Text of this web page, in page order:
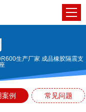
生产厂家 成品橡胶隔震支
案例 常见问题